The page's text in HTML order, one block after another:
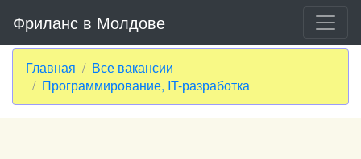
Фриланс в Молдове
Главная
Все вакансии
Программирование, IT-разработка